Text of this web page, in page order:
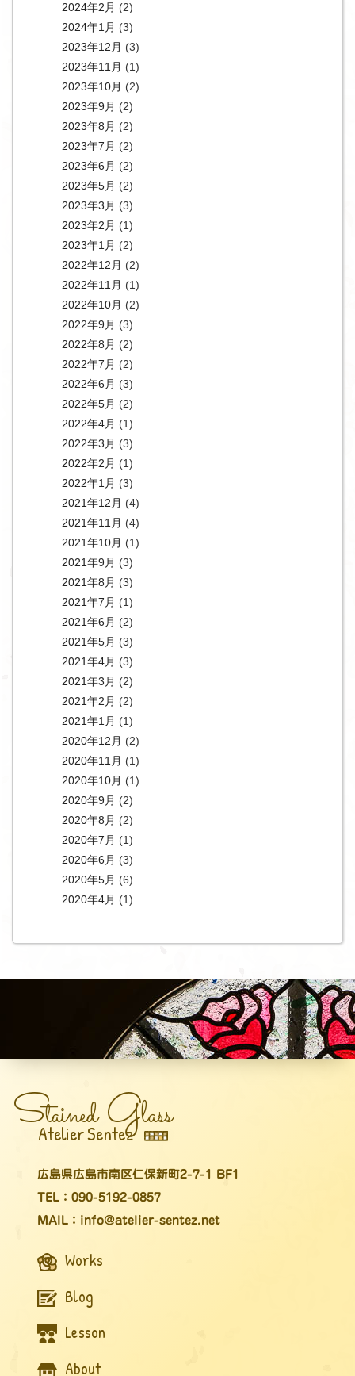
2024年2月 (2)
2024年1月 (3)
2023年12月 (3)
2023年11月 (1)
2023年10月 (2)
2023年9月 (2)
2023年8月 (2)
2023年7月 (2)
2023年6月 (2)
2023年5月 (2)
2023年3月 (3)
2023年2月 (1)
2023年1月 (2)
2022年12月 (2)
2022年11月 (1)
2022年10月 (2)
2022年9月 (3)
2022年8月 (2)
2022年7月 (2)
2022年6月 (3)
2022年5月 (2)
2022年4月 (1)
2022年3月 (3)
2022年2月 (1)
2022年1月 (3)
2021年12月 (4)
2021年11月 (4)
2021年10月 (1)
2021年9月 (3)
2021年8月 (3)
2021年7月 (1)
2021年6月 (2)
2021年5月 (3)
2021年4月 (3)
2021年3月 (2)
2021年2月 (2)
2021年1月 (1)
2020年12月 (2)
2020年11月 (1)
2020年10月 (1)
2020年9月 (2)
2020年8月 (2)
2020年7月 (1)
2020年6月 (3)
2020年5月 (6)
2020年4月 (1)
Stained Glass
Atelier Sentez
広島県広島市南区仁保新町2-7-1 BF1
TEL：090-5192-0857
MAIL：info@atelier-sentez.net
Works
Blog
Lesson
About